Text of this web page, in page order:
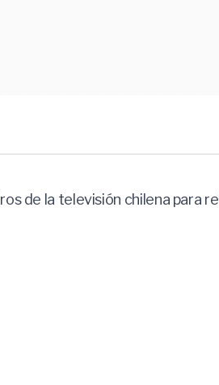
de la televisión chilena para